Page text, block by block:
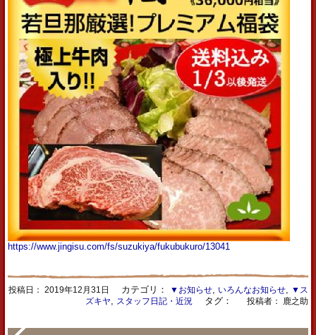
https://www.jingisu.com/fs/suzukiya/fukubukuro/13041
投稿日： 2019年12月31日 カテゴリ： ▼お知らせ, いろんなお知らせ,
▼ス
ズキヤ
スタッフ日記・近況 タグ： 投稿者： 鹿之助